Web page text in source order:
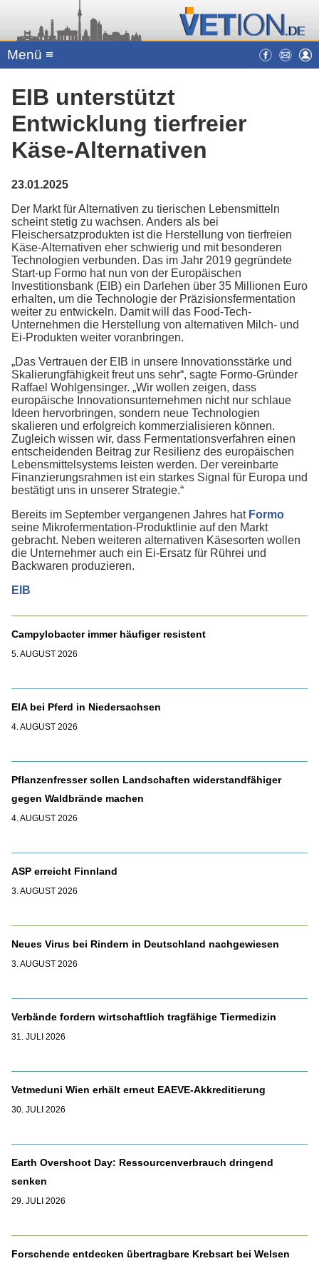
Menü ≡
EIB unterstützt
Entwicklung tierfreier
Käse-Alternativen
23.01.2025
Der Markt für Alternativen zu tierischen Lebensmitteln
scheint stetig zu wachsen. Anders als bei
Fleischersatzprodukten ist die Herstellung von tierfreien
Käse-Alternativen eher schwierig und mit besonderen
Technologien verbunden. Das im Jahr 2019 gegründete
Start-up Formo hat nun von der Europäischen
Investitionsbank (EIB) ein Darlehen über 35 Millionen Euro
erhalten, um die Technologie der Präzisionsfermentation
weiter zu entwickeln. Damit will das Food-Tech-
Unternehmen die Herstellung von alternativen Milch- und
Ei-Produkten weiter voranbringen.
„Das Vertrauen der EIB in unsere Innovationsstärke und
Skalierungfähigkeit freut uns sehr“, sagte Formo-Gründer
Raffael Wohlgensinger. „Wir wollen zeigen, dass
europäische Innovationsunternehmen nicht nur schlaue
Ideen hervorbringen, sondern neue Technologien
skalieren und erfolgreich kommerzialisieren können.
Zugleich wissen wir, dass Fermentationsverfahren einen
entscheidenden Beitrag zur Resilienz des europäischen
Lebensmittelsystems leisten werden. Der vereinbarte
Finanzierungsrahmen ist ein starkes Signal für Europa und
bestätigt uns in unserer Strategie.“
Bereits im September vergangenen Jahres hat Formo
seine Mikrofermentation-Produktlinie auf den Markt
gebracht. Neben weiteren alternativen Käsesorten wollen
die Unternehmer auch ein Ei-Ersatz für Rührei und
Backwaren produzieren.
EIB
Campylobacter immer häufiger resistent
5. AUGUST 2026
EIA bei Pferd in Niedersachsen
4. AUGUST 2026
Pflanzenfresser sollen Landschaften widerstandfähiger
gegen Waldbrände machen
4. AUGUST 2026
ASP erreicht Finnland
3. AUGUST 2026
Neues Virus bei Rindern in Deutschland nachgewiesen
3. AUGUST 2026
Verbände fordern wirtschaftlich tragfähige Tiermedizin
31. JULI 2026
Vetmeduni Wien erhält erneut EAEVE-Akkreditierung
30. JULI 2026
Earth Overshoot Day: Ressourcenverbrauch dringend
senken
29. JULI 2026
Forschende entdecken übertragbare Krebsart bei Welsen